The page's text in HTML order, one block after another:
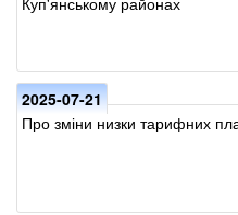
2025-07-21
Про зміни низки тарифних